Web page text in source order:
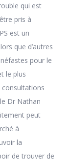
qui est
pris à
est un
que d’autres
pour le
le plus
Dr Nathan
peut
à
la
de trouver de